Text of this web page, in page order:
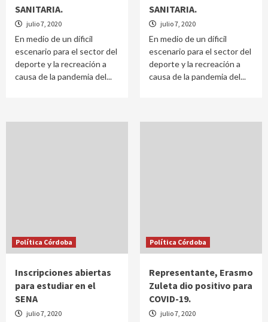
SANITARIA.
julio 7, 2020
En medio de un díficil
escenario para el sector del
deporte y la recreación a
causa de la pandemia del...
SANITARIA.
julio 7, 2020
En medio de un díficil
escenario para el sector del
deporte y la recreación a
causa de la pandemia del...
Política Córdoba
Inscripciones abiertas
para estudiar en el
SENA
julio 7, 2020
Política Córdoba
Representante, Erasmo
Zuleta dio positivo para
COVID-19.
julio 7, 2020